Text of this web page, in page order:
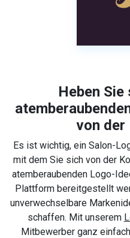
Heben
von der
Es ist wichtig, ein Salon-
mit dem Sie sich von der
atemberaubenden Logo-
Plattform bereitgestellt
unverwechselbare
schaffen. Mit unserem
Mitbewerber ganz